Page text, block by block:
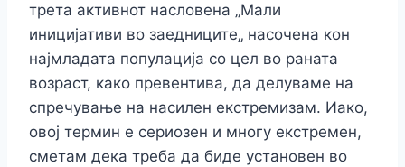
трета активнот насловена „Мали
иницијативи во заедниците„ насочена кон
најмладата популација со цел во раната
возраст, како превентива, да делуваме на
спречување на насилен екстремизам. Иако,
овој термин е сериозен и многу екстремен,
сметам дека треба да биде установен во